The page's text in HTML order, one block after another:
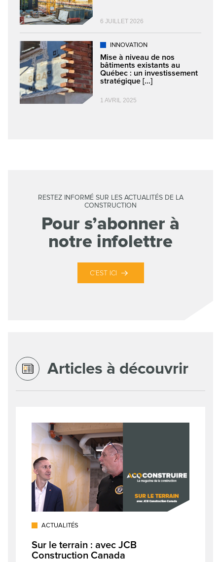
6 JUILLET 2026
INNOVATION
Mise à niveau de nos
bâtiments existants au
Québec : un investissement
stratégique [...]
1 AVRIL 2025
RESTEZ INFORMÉ SUR LES ACTUALITÉS DE LA
CONSTRUCTION
Pour s’abonner à
notre infolettre
C’EST ICI
Articles à découvrir
ACTUALITÉS
Sur le terrain : avec JCB
Construction Canada